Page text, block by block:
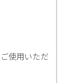
使用いただ